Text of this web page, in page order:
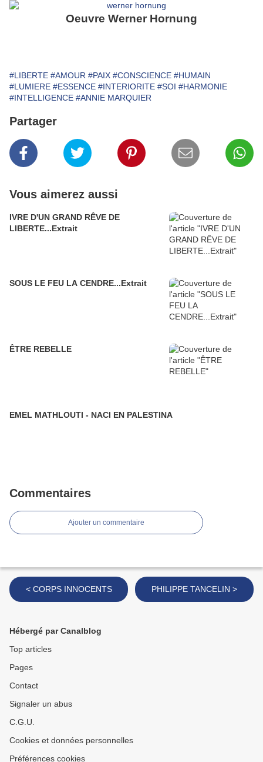
Oeuvre Werner Hornung
#LIBERTE #AMOUR #PAIX #CONSCIENCE #HUMAIN
#LUMIERE #ESSENCE #INTERIORITE #SOI #HARMONIE
#INTELLIGENCE #ANNIE MARQUIER
Partager
Vous aimerez aussi
IVRE D'UN GRAND RÊVE DE
LIBERTE...Extrait
SOUS LE FEU LA CENDRE...Extrait
ÊTRE REBELLE
EMEL MATHLOUTI - NACI EN PALESTINA
Commentaires
Ajouter un commentaire
< CORPS INNOCENTS PHILIPPE TANCELIN >
Hébergé par Canalblog
Top articles
Pages
Contact
Signaler un abus
C.G.U.
Cookies et données personnelles
Préférences cookies